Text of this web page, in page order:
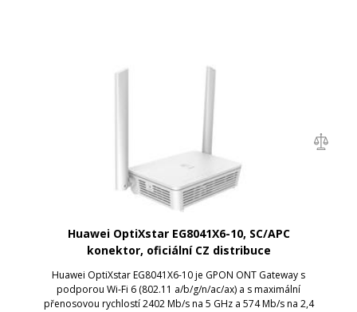
Huawei OptiXstar EG8041X6-10, SC/APC
konektor, oficiální CZ distribuce
Huawei OptiXstar EG8041X6-10 je GPON ONT Gateway s
podporou Wi-Fi 6 (802.11 a/b/g/n/ac/ax) a s maximální
přenosovou rychlostí 2402 Mb/s na 5 GHz a 574 Mb/s na 2,4